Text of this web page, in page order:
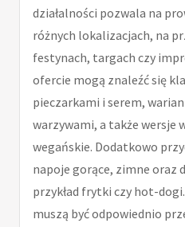
działalności pozwala na
różnych lokalizacjach, na
festynach, targach czy
ofercie mogą znaleźć się
pieczarkami i serem,
warzywami, a także wersje
wegańskie. Dodatkowo
napoje gorące, zimne oraz
przykład frytki czy hot-
muszą być odpowiednio